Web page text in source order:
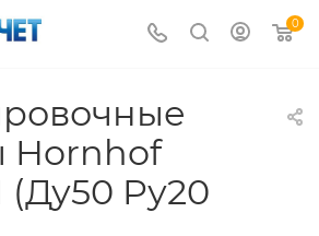
0
Hornhof
(Ду50 Pу20